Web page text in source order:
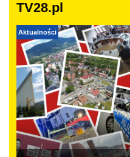
TV28.pl
Aktualności